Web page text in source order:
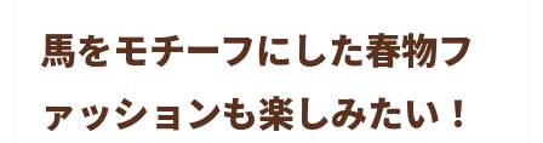
馬をモチーフにした春物フ
ァッションも楽しみたい！